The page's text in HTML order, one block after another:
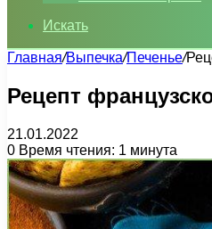
Искать
Главная/Выпечка/Печенье/
Рецепт
21.01.2022
0 Время чтения: 1 минута